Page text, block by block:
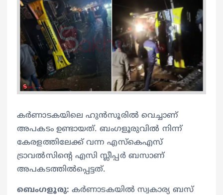
കർണാടകയിലെ ഹുൻസൂരില്‍ വെച്ചാണ്
അപകടം ഉണ്ടായത്. ബംഗളൂരുവിൽ നിന്ന്
കേരളത്തിലേക്ക് വന്ന എസ്കെഎസ്
ട്രാവൽസിന്റെ എസി സ്ലീപ്പർ ബസാണ്
അപകടത്തിൽപ്പെട്ടത്.
ബെംഗളൂരു: കർണാടകയിൽ സ്വകാര്യ ബസ്